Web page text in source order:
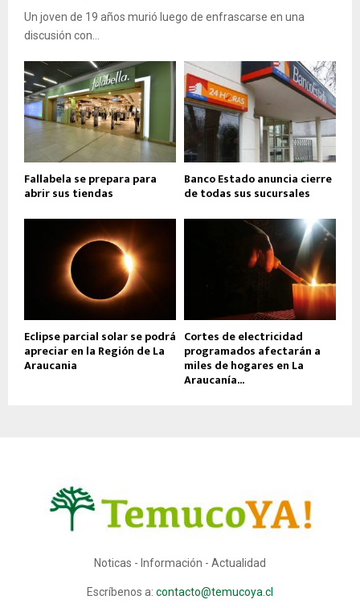
Un joven de 19 años murió luego de enfrascarse en una
discusión con...
Fallabela se prepara para
abrir sus tiendas
Banco Estado anuncia cierre
de todas sus sucursales
Eclipse parcial solar se podrá
apreciar en la Región de La
Araucania
Cortes de electricidad
programados afectarán a
miles de hogares en La
Araucanía...
Noticas - Información - Actualidad
Escríbenos a: contacto@temucoya.cl